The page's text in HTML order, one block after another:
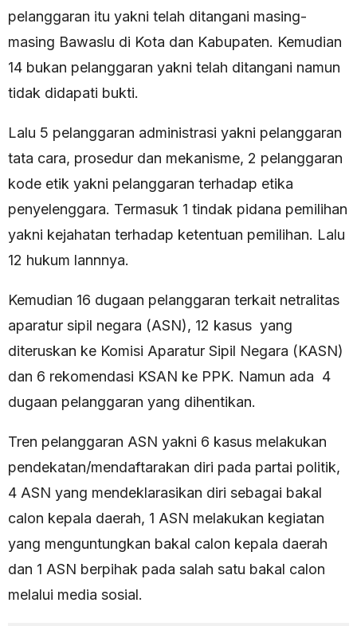
pelanggaran itu yakni telah ditangani masing-
masing Bawaslu di Kota dan Kabupaten. Kemudian
14 bukan pelanggaran yakni telah ditangani namun
tidak didapati bukti.
Lalu 5 pelanggaran administrasi yakni pelanggaran
tata cara, prosedur dan mekanisme, 2 pelanggaran
kode etik yakni pelanggaran terhadap etika
penyelenggara. Termasuk 1 tindak pidana pemilihan
yakni kejahatan terhadap ketentuan pemilihan. Lalu
12 hukum lannnya.
Kemudian 16 dugaan pelanggaran terkait netralitas
aparatur sipil negara (ASN), 12 kasus yang
diteruskan ke Komisi Aparatur Sipil Negara (KASN)
dan 6 rekomendasi KSAN ke PPK. Namun ada 4
dugaan pelanggaran yang dihentikan.
Tren pelanggaran ASN yakni 6 kasus melakukan
pendekatan/mendaftarakan diri pada partai politik,
4 ASN yang mendeklarasikan diri sebagai bakal
calon kepala daerah, 1 ASN melakukan kegiatan
yang menguntungkan bakal calon kepala daerah
dan 1 ASN berpihak pada salah satu bakal calon
melalui media sosial.